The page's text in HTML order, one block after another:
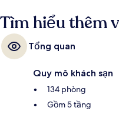
Tìm hiểu thêm
Tổng quan
Quy mô khách sạn
134 phòng
Gồm 5 tầng